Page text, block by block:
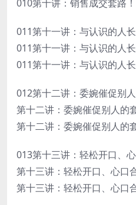
010第十讲：销售成交套路
011第十一讲：与认识的人
011第十一讲：与认识的人
011第十一讲：与认识的人
012第十二讲：委婉催促别人
第十二讲：委婉催促别人的
第十二讲：委婉催促别人的
013第十三讲：轻松开口、
第十三讲：轻松开口、心口
第十三讲：轻松开口、心口